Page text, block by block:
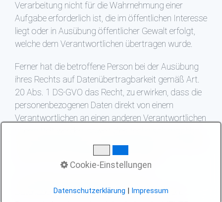
Verarbeitung nicht für die Wahrnehmung einer
Aufgabe erforderlich ist, die im öffentlichen Interesse
liegt oder in Ausübung öffentlicher Gewalt erfolgt,
welche dem Verantwortlichen übertragen wurde.
Ferner hat die betroffene Person bei der Ausübung
ihres Rechts auf Datenübertragbarkeit gemäß Art.
20 Abs. 1 DS-GVO das Recht, zu erwirken, dass die
personenbezogenen Daten direkt von einem
Verantwortlichen an einen anderen Verantwortlichen
ist und sofern hiervon nicht die Rechte und Freiheiten
anderer Personen beeinträchtigt werden.
Datenübertragbarkeit kann sich die betroffene
Cookie-Einstellungen
Datenschutzerklärung | Impressum